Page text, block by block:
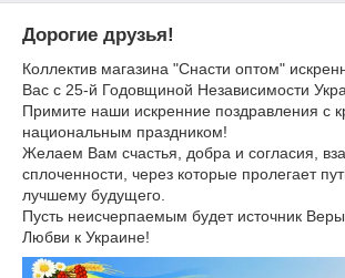
Дорогие друзья!
Коллектив магазина "Снасти оптом"
Вас с 25-й Годовщиной Независимости
Примите наши искренние поздравления с
национальным праздником!
Желаем Вам счастья, добра и согласия,
сплоченности, через которые пролегает
лучшему будущего.
Пусть неисчерпаемым будет источник
Любви к Украине!